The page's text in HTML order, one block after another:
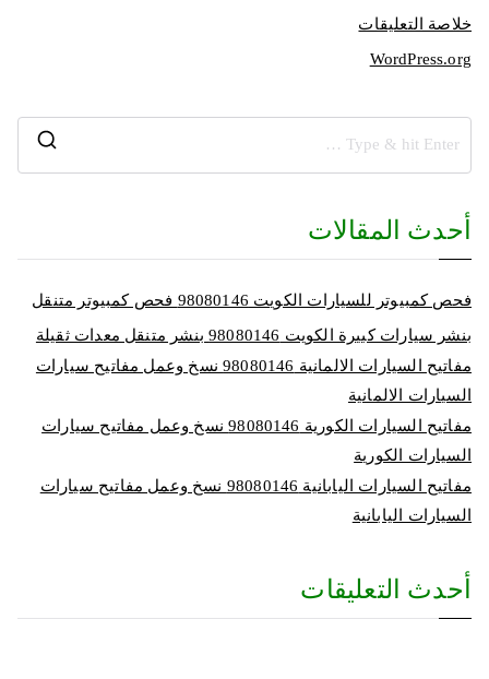
خلاصة التعليقات
WordPress.org
أحدث المقالات
فحص كمبيوتر للسيارات الكويت 98080146‬ فحص كمبيوتر متنقل
بنشر سيارات كبيرة الكويت 98080146‬ بنشر متنقل معدات ثقيلة
مفاتيح السيارات الالمانية 98080146‬ نسخ وعمل مفاتيح سيارات
السيارات الالمانية
مفاتيح السيارات الكورية 98080146‬ نسخ وعمل مفاتيح سيارات
السيارات الكورية
مفاتيح السيارات اليابانية 98080146‬ نسخ وعمل مفاتيح سيارات
السيارات اليابانية
أحدث التعليقات